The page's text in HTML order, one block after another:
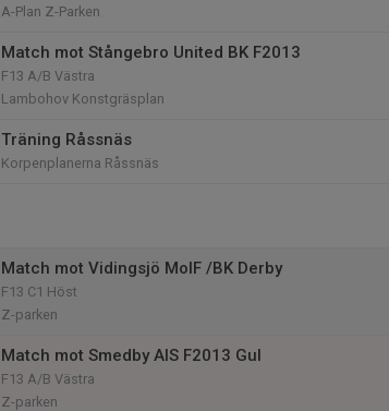
A-Plan Z-Parken
Match mot Stångebro United BK F2013
F13 A/B Västra
Lambohov Konstgräsplan
Träning Råssnäs
Korpenplanerna Råssnäs
Match mot Vidingsjö MoIF /BK Derby
F13 C1 Höst
Z-parken
Match mot Smedby AIS F2013 Gul
F13 A/B Västra
Z-parken